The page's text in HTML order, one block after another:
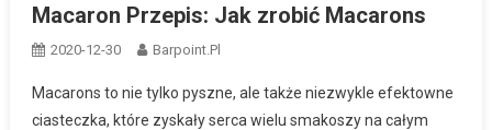
Macaron Przepis: Jak zrobić Macarons
2020-12-30 Barpoint.pl
Macarons to nie tylko pyszne, ale także niezwykle efektowne
ciasteczka, które zyskały serca wielu smakoszy na całym